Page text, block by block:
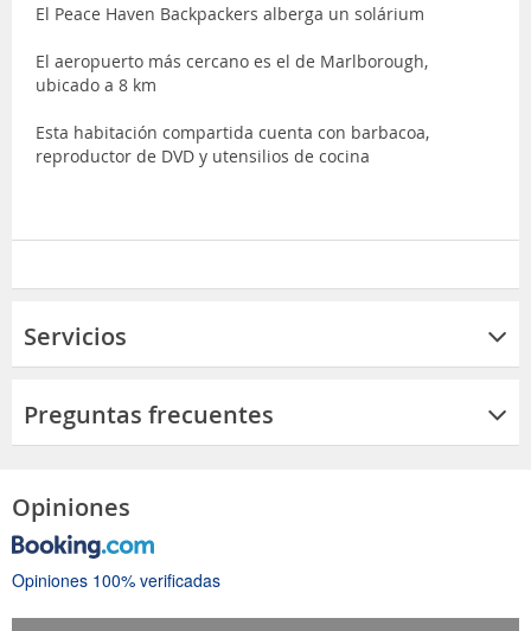
El Peace Haven Backpackers alberga un solárium
El aeropuerto más cercano es el de Marlborough,
ubicado a 8 km
Esta habitación compartida cuenta con barbacoa,
reproductor de DVD y utensilios de cocina
Servicios
Preguntas frecuentes
Opiniones
Opiniones 100% verificadas